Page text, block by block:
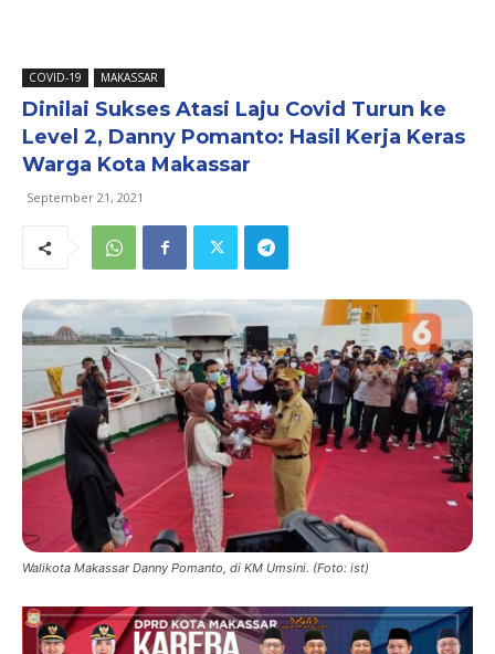
COVID-19 MAKASSAR
Dinilai Sukses Atasi Laju Covid Turun ke
Level 2, Danny Pomanto: Hasil Kerja Keras
Warga Kota Makassar
September 21, 2021
Walikota Makassar Danny Pomanto, di KM Umsini. (Foto: ist)